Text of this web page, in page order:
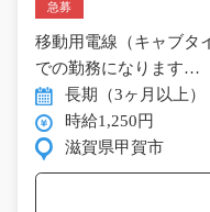
急募
移動用電線（キャブタ
での勤務になります…
長期（3ヶ月以上）
時給1,250円
滋賀県甲賀市